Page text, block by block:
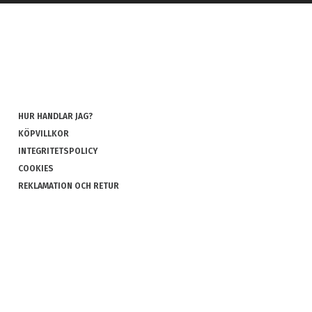
HUR HANDLAR JAG?
KÖPVILLKOR
INTEGRITETSPOLICY
COOKIES
REKLAMATION OCH RETUR